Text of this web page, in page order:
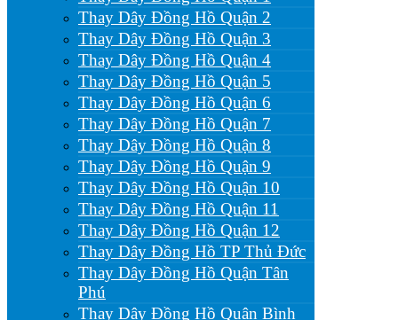
Thay Dây Đồng Hồ Quận 2
Thay Dây Đồng Hồ Quận 3
Thay Dây Đồng Hồ Quận 4
Thay Dây Đồng Hồ Quận 5
Thay Dây Đồng Hồ Quận 6
Thay Dây Đồng Hồ Quận 7
Thay Dây Đồng Hồ Quận 8
Thay Dây Đồng Hồ Quận 9
Thay Dây Đồng Hồ Quận 10
Thay Dây Đồng Hồ Quận 11
Thay Dây Đồng Hồ Quận 12
Thay Dây Đồng Hồ TP Thủ Đức
Thay Dây Đồng Hồ Quận Tân
Phú
Thay Dây Đồng Hồ Quận Bình